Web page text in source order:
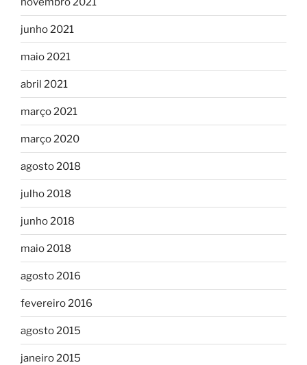
junho 2021
maio 2021
abril 2021
março 2021
março 2020
agosto 2018
julho 2018
junho 2018
maio 2018
agosto 2016
fevereiro 2016
agosto 2015
janeiro 2015